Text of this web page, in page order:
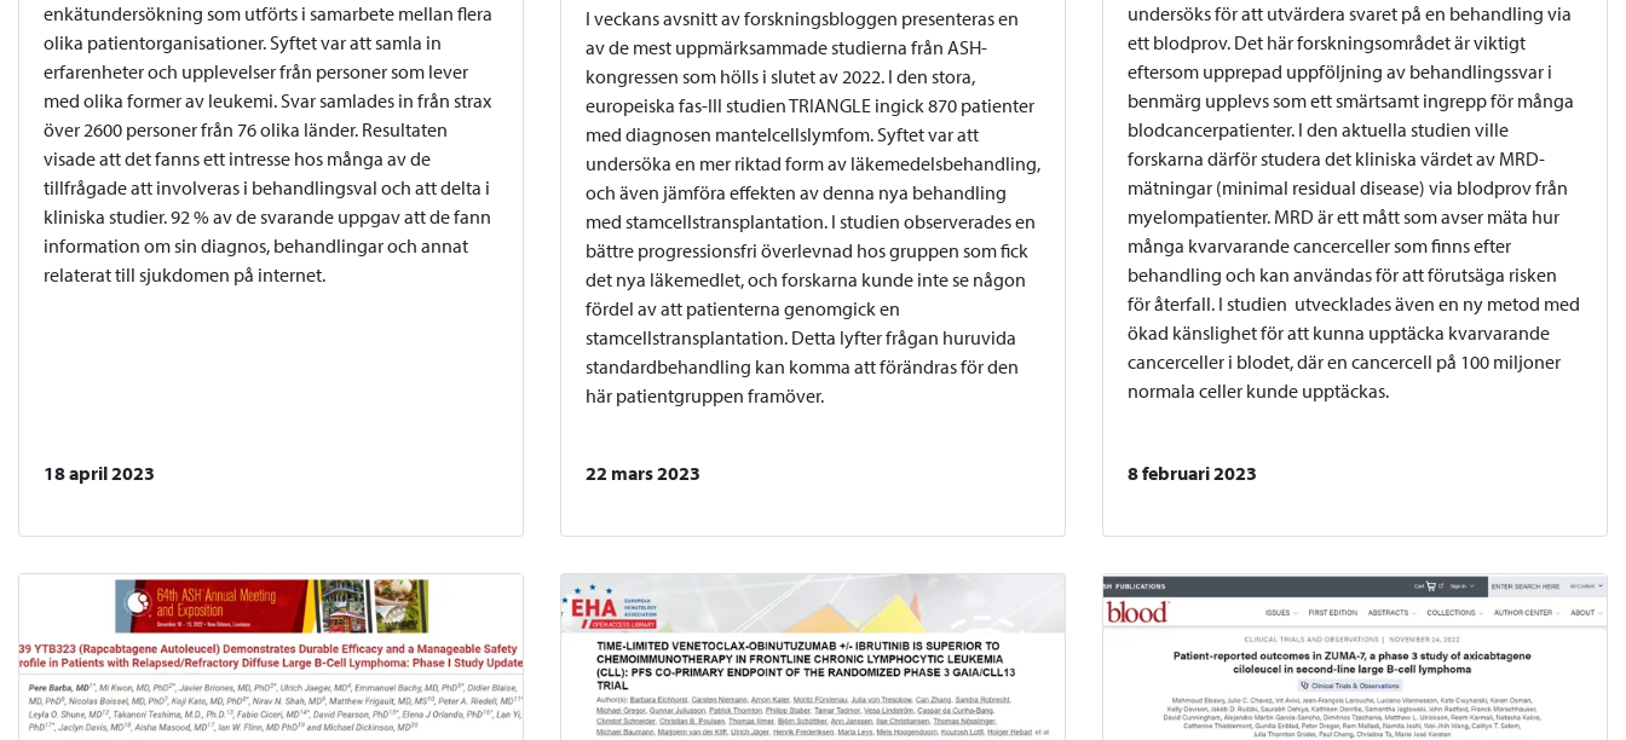
enkätundersökning som utförts i samarbete mellan flera
olika patientorganisationer. Syftet var att samla in
erfarenheter och upplevelser från personer som lever
med olika former av leukemi. Svar samlades in från strax
över 2600 personer från 76 olika länder. Resultaten
visade att det fanns ett intresse hos många av de
tillfrågade att involveras i behandlingsval och att delta i
kliniska studier. 92 % av de svarande uppgav att de fann
information om sin diagnos, behandlingar och annat
relaterat till sjukdomen på internet.
18 april 2023
I veckans avsnitt av forskningsbloggen presenteras en
av de mest uppmärksammade studierna från ASH-
kongressen som hölls i slutet av 2022. I den stora,
europeiska fas-III studien TRIANGLE ingick 870 patienter
med diagnosen mantelcellslymfom. Syftet var att
undersöka en mer riktad form av läkemedelsbehandling,
och även jämföra effekten av denna nya behandling
med stamcellstransplantation. I studien observerades en
bättre progressionsfri överlevnad hos gruppen som fick
det nya läkemedlet, och forskarna kunde inte se någon
fördel av att patienterna genomgick en
stamcellstransplantation. Detta lyfter frågan huruvida
standardbehandling kan komma att förändras för den
här patientgruppen framöver.
22 mars 2023
undersöks för att utvärdera svaret på en behandling via
ett blodprov. Det här forskningsområdet är viktigt
eftersom upprepad uppföljning av behandlingssvar i
benmärg upplevs som ett smärtsamt ingrepp för många
blodcancerpatienter. I den aktuella studien ville
forskarna därför studera det kliniska värdet av MRD-
mätningar (minimal residual disease) via blodprov från
myelompatienter. MRD är ett mått som avser mäta hur
många kvarvarande cancerceller som finns efter
behandling och kan användas för att förutsäga risken
för återfall. I studien utvecklades även en ny metod med
ökad känslighet för att kunna upptäcka kvarvarande
cancerceller i blodet, där en cancercell på 100 miljoner
normala celler kunde upptäckas.
8 februari 2023